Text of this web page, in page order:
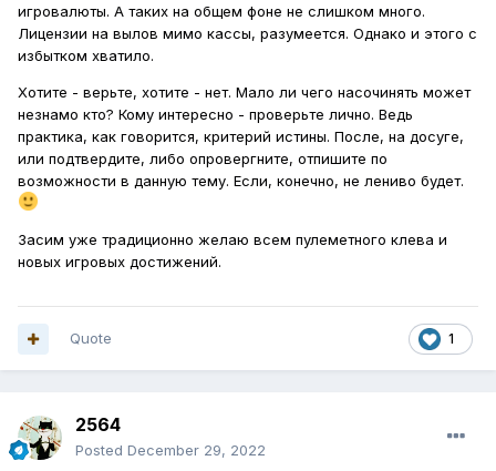
игровалюты. А таких на общем фоне не слишком много.
Лицензии на вылов мимо кассы, разумеется. Однако и этого с
избытком хватило.
Хотите - верьте, хотите - нет. Мало ли чего насочинять может
незнамо кто? Кому интересно - проверьте лично. Ведь
практика, как говорится, критерий истины. После, на досуге,
или подтвердите, либо опровергните, отпишите по
возможности в данную тему. Если, конечно, не лениво будет.
Засим уже традиционно желаю всем пулеметного клева и
новых игровых достижений.
1
Quote
2564
Posted December 29, 2022